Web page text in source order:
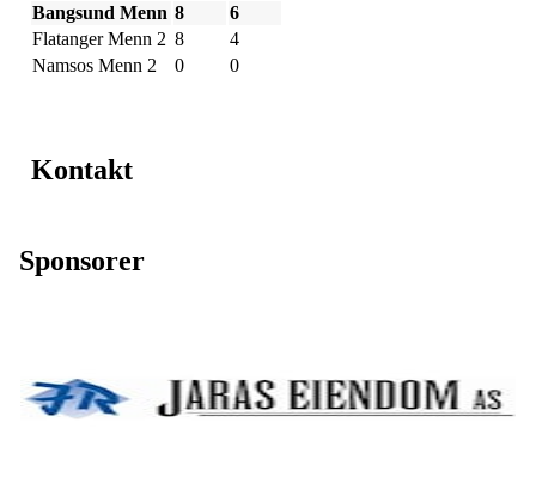
Bangsund Menn 8
6
Flatanger Menn 2 8
4
Namsos Menn 2
0 0
Kontakt
Sponsorer